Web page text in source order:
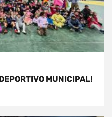
MUNICIPAL!